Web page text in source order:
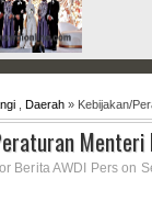
Daerah » Kebijakan/
Menteri
Berita AWDI Pers on